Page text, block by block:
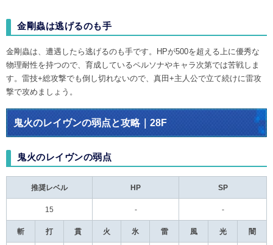
金剛蟲は逃げるのも手
金剛蟲は、遭遇したら逃げるのも手です。HPが500を超える上に優秀な
物理耐性を持つので、育成しているペルソナやキャラ次第では苦戦しま
す。雷技+総攻撃でも倒し切れないので、真田+主人公で立て続けに雷攻
撃で攻めましょう。
鬼火のレイヴンの弱点と攻略｜28F
鬼火のレイヴンの弱点
推奨レベル HP SP
15 - -
斬 打 貫 火 氷 雷 風 光 闇